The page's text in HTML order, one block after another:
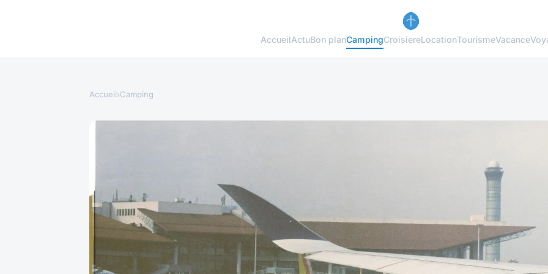
AccueilActuBon planCampingCroisiereLocationTourismeVacance
Accueil›Camping